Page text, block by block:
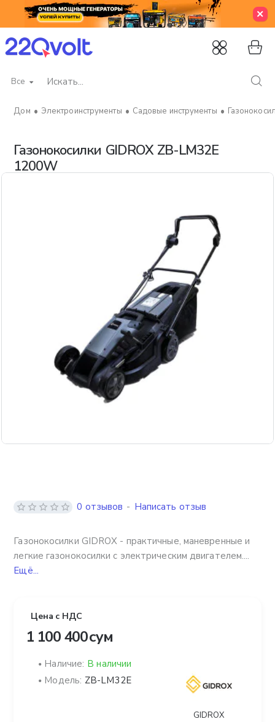
Все
Искать...
Газонокосилки GIDROX ZB-LM32E
1200W
Электроинструменты Садовые инструменты
Газонокосилки GIDROX - практичные, маневренные и
легкие газонокосилки с электрическим двигателем....
Ещё...
0 отзывов - Написать отзыв
Цена с НДС
1 100 400 сум
Наличие: В наличии
Модель: ZB-LM32E
GIDROX